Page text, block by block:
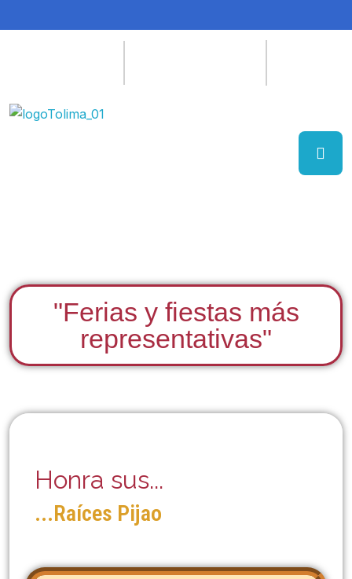
"Ferias y fiestas más
representativas"
Honra sus...
...Raíces Pijao